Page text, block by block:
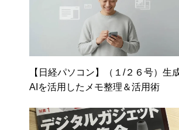
【日経パソコン】（１/２６号）生
AIを活用したメモ整理＆活用術